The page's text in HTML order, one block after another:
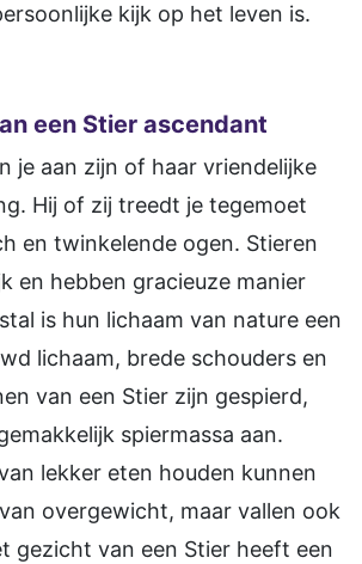
kijk op het leven is.
een Stier ascendant
je aan zijn of haar vriendelijke
Hij of zij treedt je tegemoet
en twinkelende ogen. Stieren
en hebben gracieuze manier
is hun lichaam van nature een
lichaam, brede schouders en
van een Stier zijn gespierd,
spiermassa aan.
lekker eten houden kunnen
overgewicht, maar vallen ook
gezicht van een Stier heeft een